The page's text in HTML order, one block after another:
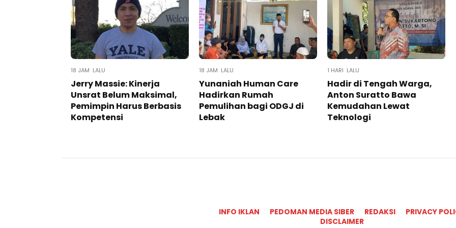
18 JAM LALU
Jerry Massie: Kinerja
Unsrat Belum Maksimal,
Pemimpin Harus Berbasis
Kompetensi
18 JAM LALU
Yunaniah Human Care
Hadirkan Rumah
Pemulihan bagi ODGJ di
Lebak
1 HARI LALU
Hadir di Tengah Warga,
Anton Suratto Bawa
Kemudahan Lewat
Teknologi ​
INFO IKLAN PEDOMAN MEDIA SIBER REDAKSI
PRIVACY
DISCLAIMER